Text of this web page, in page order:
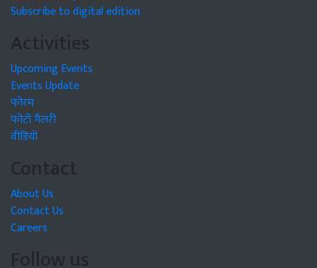
Subscribe to digital edition
Activities
Upcoming Events
Events Update
फोरम
फोटो गैलरी
वीडियो
Contact
About Us
Contact Us
Careers
Follow us